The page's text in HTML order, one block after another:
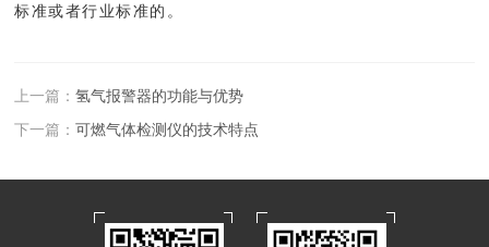
标准或者行业标准的。
上一篇：氢气报警器的功能与优势
下一篇：可燃气体检测仪的技术特点